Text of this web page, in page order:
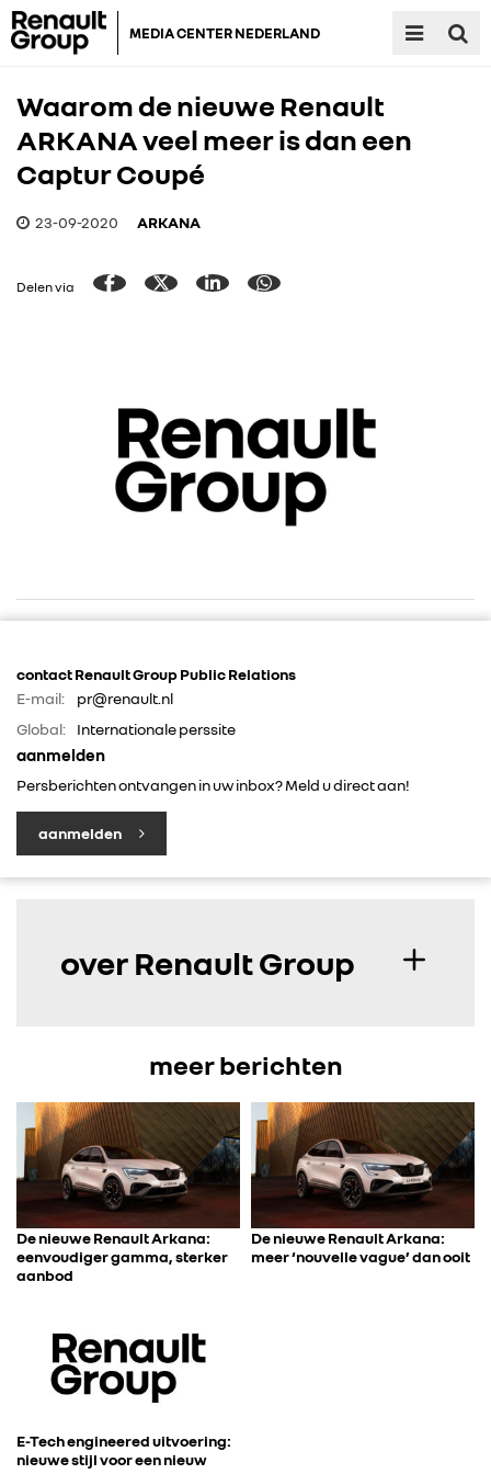
MEDIA CENTER NEDERLAND
RENAULT
DACIA
ALLIANCE
IN DE MEDIA
CONTACT
Waarom de nieuwe Renault
ARKANA veel meer is dan een
Captur Coupé
23-09-2020 ARKANA
Delen via
contact Renault Group Public Relations
E-mail:
pr@renault.nl
Global:
Internationale perssite
aanmelden
Persberichten ontvangen in uw inbox? Meld u direct aan!
aanmelden
over Renault Group
meer berichten
De nieuwe Renault Arkana:
eenvoudiger gamma, sterker
aanbod
De nieuwe Renault Arkana:
meer ‘nouvelle vague’ dan ooit
E-Tech engineered uitvoering:
nieuwe stijl voor een nieuw